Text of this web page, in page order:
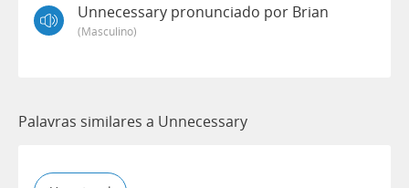
Unnecessary pronunciado por Brian
(masculino)
Palavras similares a Unnecessary